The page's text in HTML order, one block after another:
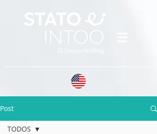
Post
TODOS